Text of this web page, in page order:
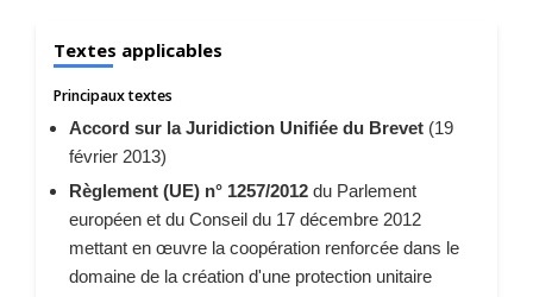
Textes applicables
Principaux textes
Accord sur la Juridiction Unifiée du Brevet(19
février 2013)
Règlement (UE) n° 1257/2012du Parlement
européen et du Conseil du 17 décembre 2012
mettant en œuvre la coopération renforcée dans le
domaine de la création d'une protection unitaire